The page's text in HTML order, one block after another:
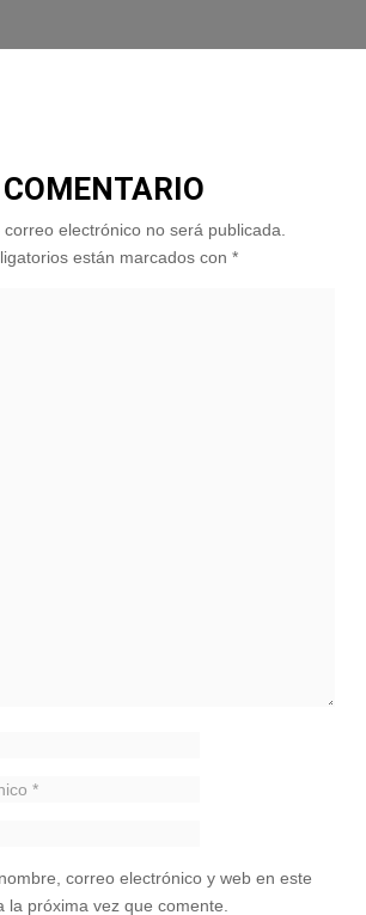
electrónico no será publicada.
están marcados con *
correo electrónico y web en este
la próxima vez que comente.